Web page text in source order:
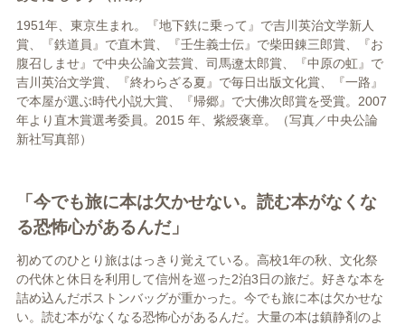
1951年、東京生まれ。『地下鉄に乗って』で吉川英治文学新人
賞、『鉄道員』で直木賞、『壬生義士伝』で柴田錬三郎賞、『お
腹召しませ』で中央公論文芸賞、司馬遼太郎賞、『中原の虹』で
吉川英治文学賞、『終わらざる夏』で毎日出版文化賞、『一路』
で本屋が選ぶ時代小説大賞、『帰郷』で大佛次郎賞を受賞。2007
年より直木賞選考委員。2015 年、紫綬褒章。（写真／中央公論
新社写真部）
「今でも旅に本は欠かせない。読む本がなくな
る恐怖心があるんだ」
初めてのひとり旅ははっきり覚えている。高校1年の秋、文化祭
の代休と休日を利用して信州を巡った2泊3日の旅だ。好きな本を
詰め込んだボストンバッグが重かった。今でも旅に本は欠かせな
い。読む本がなくなる恐怖心があるんだ。大量の本は鎮静剤のよ